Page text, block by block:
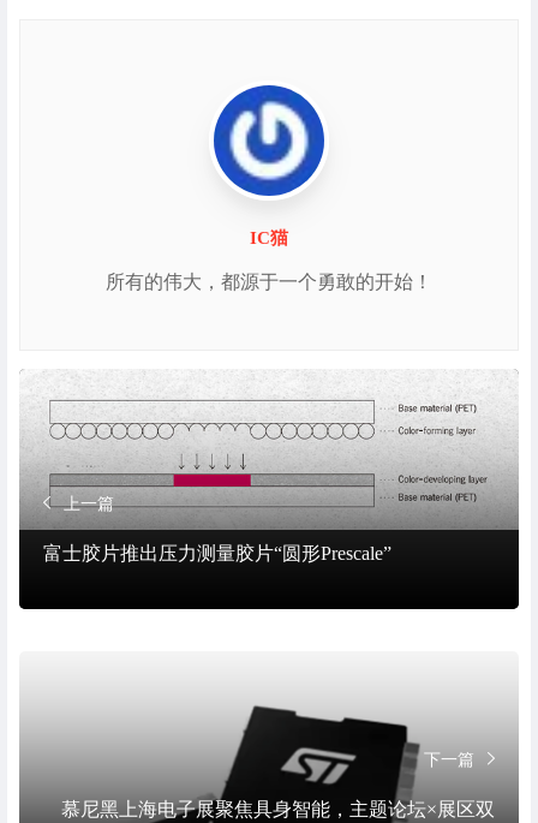
IC猫
所有的伟大，都源于一个勇敢的开始！
上一篇
富士胶片推出压力测量胶片“圆形Prescale”
下一篇
​慕尼黑上海电子展聚焦具身智能，主题论坛×展区双